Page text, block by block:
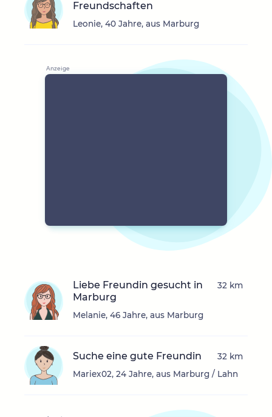
Freundschaften
Leonie, 40 Jahre, aus Marburg
Liebe Freundin gesucht in
Marburg
Melanie, 46 Jahre, aus Marburg
32 km
Suche eine gute Freundin
Mariex02, 24 Jahre, aus Marburg / Lahn
32 km